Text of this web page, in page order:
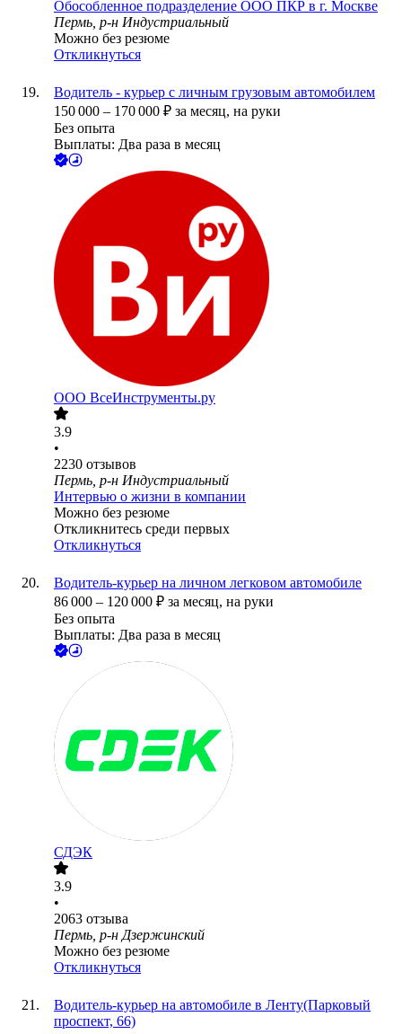
Обособленное подразделение ООО ПКР в г. Москве
Пермь, р-н Индустриальный
Можно без резюме
Откликнуться
Водитель - курьер с личным грузовым автомобилем
150 000 – 170 000 ₽ за месяц, на руки
Без опыта
Выплаты: Два раза в месяц
ООО ВсеИнструменты.ру
3.9
•
2230 отзывов
Пермь, р-н Индустриальный
Интервью о жизни в компании
Можно без резюме
Откликнитесь среди первых
Откликнуться
Водитель-курьер на личном легковом автомобиле
86 000 – 120 000 ₽ за месяц, на руки
Без опыта
Выплаты: Два раза в месяц
СДЭК
3.9
•
2063 отзыва
Пермь, р-н Дзержинский
Можно без резюме
Откликнуться
Водитель-курьер на автомобиле в Ленту(Парковый
проспект, 66)